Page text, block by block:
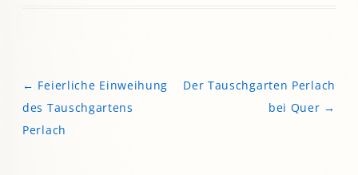
Beitragsnavigation
← Feierliche Einweihung
des Tauschgartens
Perlach
Der Tauschgarten Perlach
bei Quer →